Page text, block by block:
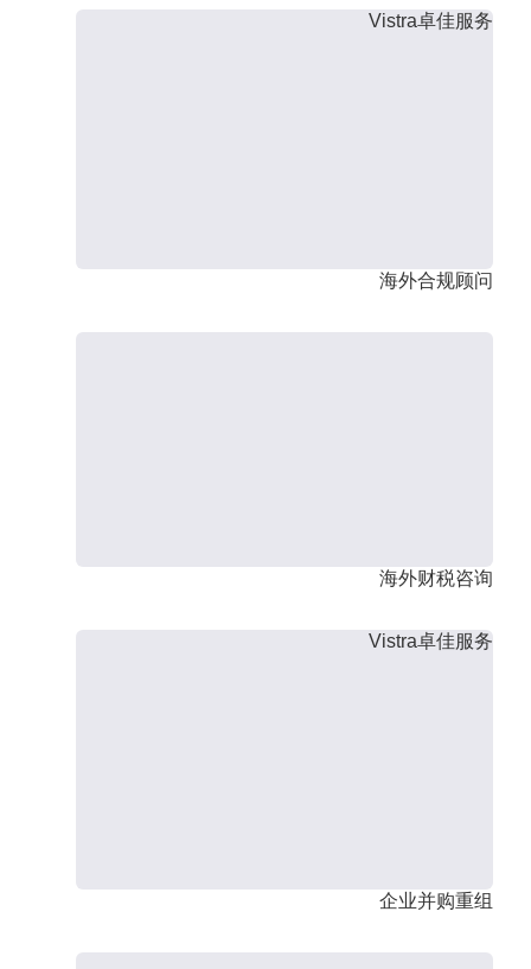
Vistra卓佳服务
海外合规顾问
海外财税咨询
Vistra卓佳服务
企业并购重组